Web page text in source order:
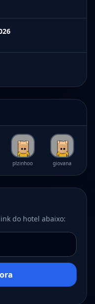
plzinhoo giovana
do hotel abaixo: